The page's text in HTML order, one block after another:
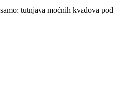
tutnjava moćnih kvadova pod